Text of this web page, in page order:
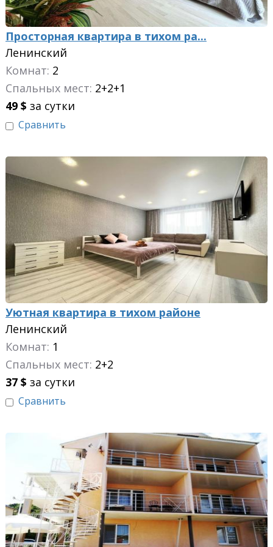
Просторная квартира в тихом ра...
Ленинский
Комнат: 2
Спальных мест: 2+2+1
49 $ за сутки
Сравнить
Уютная квартира в тихом районе
Ленинский
Комнат: 1
Спальных мест: 2+2
37 $ за сутки
Сравнить